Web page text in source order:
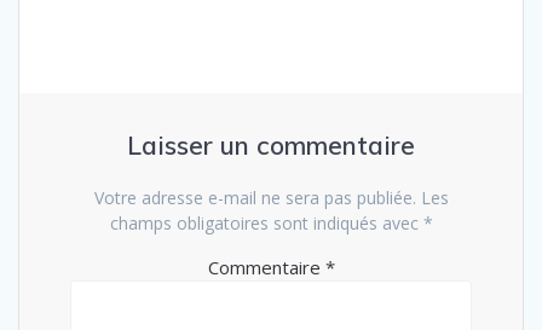
Laisser un commentaire
Votre adresse e-mail ne sera pas publiée. Les
champs obligatoires sont indiqués avec *
Commentaire *